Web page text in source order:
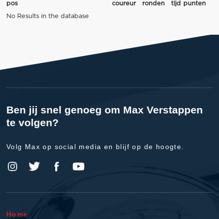
pos coureur ronden tijd
punten
No Results in the database
Ben jij snel genoeg om Max Verstappen
te volgen?
Volg Max op social media en blijf op de hoogte.
Home